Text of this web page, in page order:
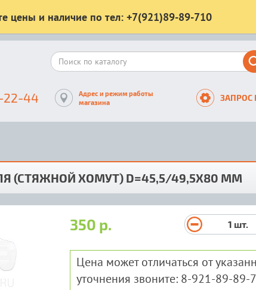
цены и наличие по тел: +7(921)89-89-710
22-44
Адрес и режим работы
магазина
ЗАПРОС
(СТЯЖНОЙ ХОМУТ) D=45,5/49,5X80 ММ
350 р. 1 шт.
Цена может отличаться от
уточнения звоните: 8-921-89-89-